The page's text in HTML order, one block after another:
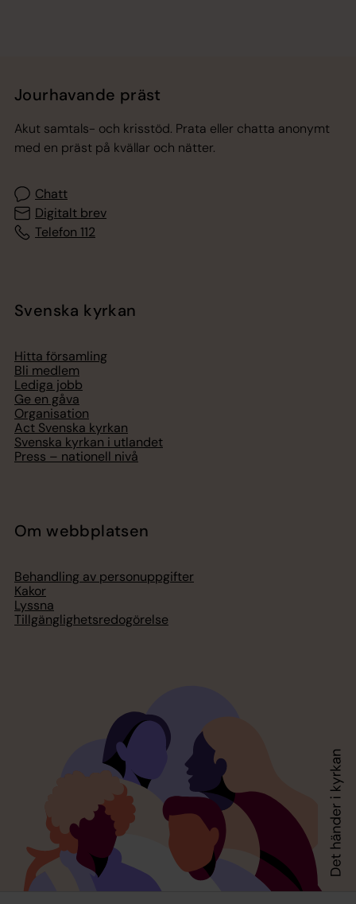
Jourhavande präst
Akut samtals- och krisstöd. Prata eller chatta anonymt
med en präst på kvällar och nätter.
Chatt
Digitalt brev
Telefon 112
Svenska kyrkan
Hitta församling
Bli medlem
Lediga jobb
Ge en gåva
Organisation
Act Svenska kyrkan
Svenska kyrkan i utlandet
Press – nationell nivå
Om webbplatsen
Behandling av personuppgifter
Kakor
Lyssna
Tillgänglighetsredogörelse